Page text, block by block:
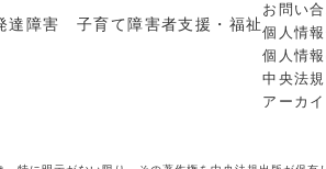
達障害 子育て障害者支援・福祉
お問い
個人情
個人情
中央法規
アーカ